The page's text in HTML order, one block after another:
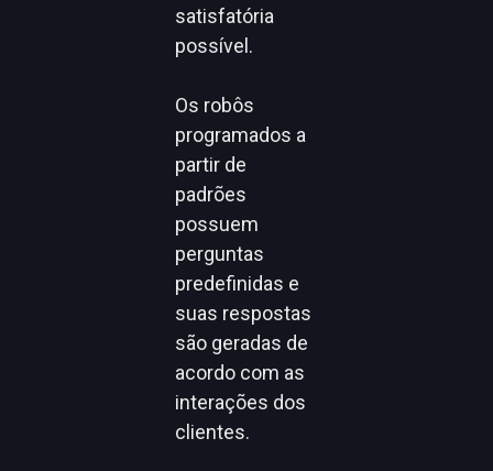
satisfatória
possível.
Os robôs
programados a
partir de
padrões
possuem
perguntas
predefinidas e
suas respostas
são geradas de
acordo com as
interações dos
clientes.